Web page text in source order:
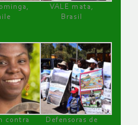
VALE mata,
Brasil
contra
Defensoras de